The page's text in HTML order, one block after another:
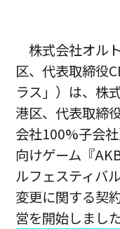
株式会社オル
区、代表取締役
ラス」）は、株
港区、代表取締
会社100%子会
向けゲーム『
ルフェスティバ
変更に関する契
営を開始しました